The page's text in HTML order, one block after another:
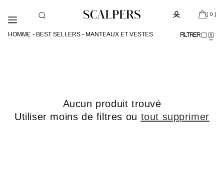
passer
au
[ 0 ]
HOMME - BEST SELLERS - MANTEAUX ET VESTES FILTRER
Aucun produit trouvé
Utiliser moins de filtres ou tout supprimer